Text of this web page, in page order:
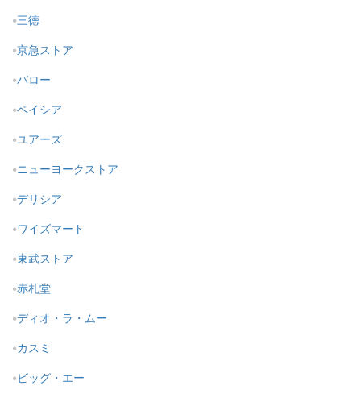
三徳
京急ストア
バロー
ベイシア
ユアーズ
ニューヨークストア
デリシア
ワイズマート
東武ストア
赤札堂
ディオ・ラ・ムー
カスミ
ビッグ・エー